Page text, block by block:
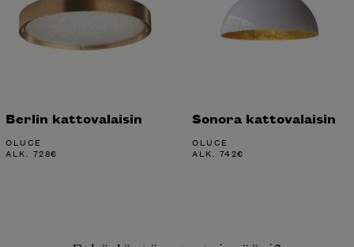
Berlin kattovalaisin
OLUCE
ALK. 728€
Sonora kattovalaisin
OLUCE
ALK. 742€